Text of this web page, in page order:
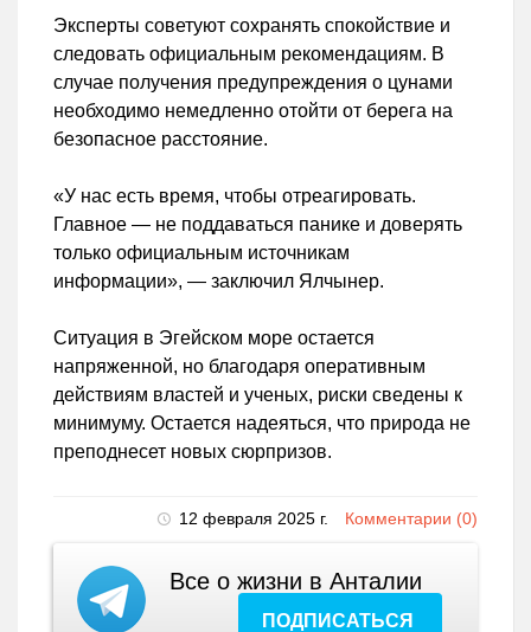
Эксперты советуют сохранять спокойствие и
следовать официальным рекомендациям. В
случае получения предупреждения о цунами
необходимо немедленно отойти от берега на
безопасное расстояние.
«У нас есть время, чтобы отреагировать.
Главное — не поддаваться панике и доверять
только официальным источникам
информации», — заключил Ялчынер.
Ситуация в Эгейском море остается
напряженной, но благодаря оперативным
действиям властей и ученых, риски сведены к
минимуму. Остается надеяться, что природа не
преподнесет новых сюрпризов.
12 февраля 2025 г. Комментарии (0)
Все о жизни в Анталии
ПОДПИСАТЬСЯ